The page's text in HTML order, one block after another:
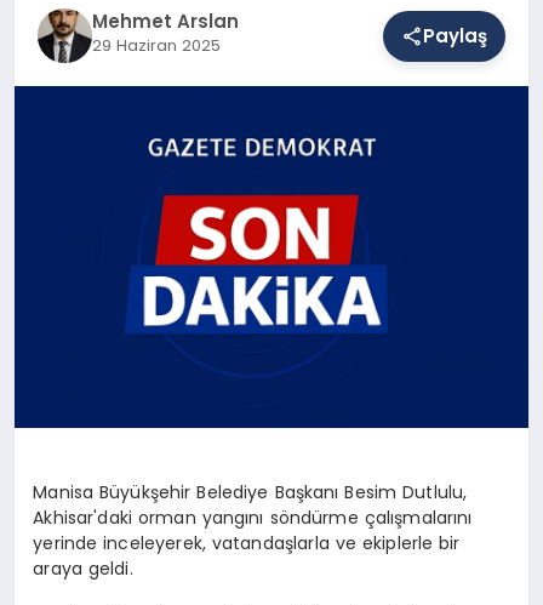
SAĞLIK Mehmet Arslan
29 Haziran 2025 Paylaş
Manisa Büyükşehir Belediye Başkanı Besim Dutlulu,
Akhisar'daki orman yangını söndürme çalışmalarını
yerinde inceleyerek, vatandaşlarla ve ekiplerle bir
araya geldi.